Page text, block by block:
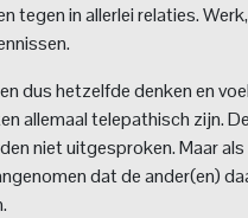
tegen in allerlei relaties.
dus hetzelfde denken en
allemaal telepathisch zijn. De
niet uitgesproken. Maar als
dat de ander(en)